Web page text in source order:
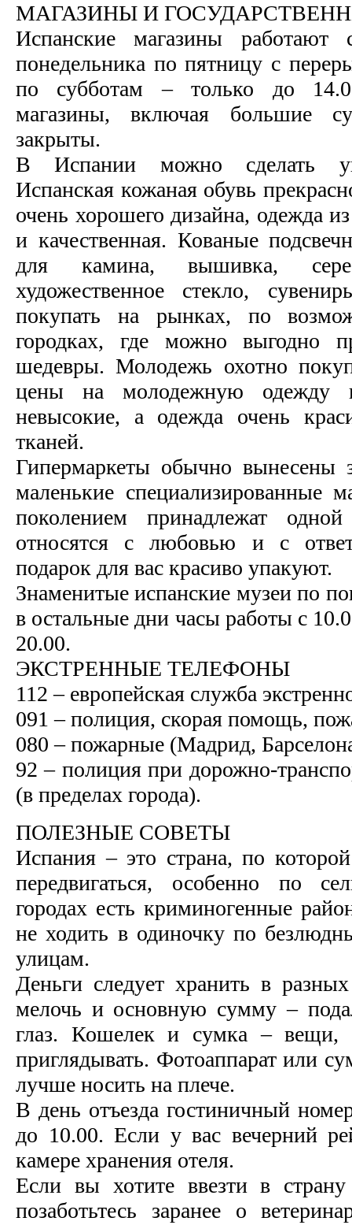
МАГАЗИНЫ И
Испанские магазины
понедельника по пятницу с
по субботам – только до
магазины, включая большие
закрыты.
В Испании можно сделать
Испанская кожаная обувь
очень хорошего дизайна, одежда
и качественная. Кованые
для камина, вышивка,
художественное стекло,
покупать на рынках, по
городках, где можно выгодно
шедевры. Молодежь охотно
цены на молодежную одежду
невысокие, а одежда очень
тканей.
Гипермаркеты обычно вынесены
маленькие специализированные
поколением принадлежат
относятся с любовью и с
подарок для вас красиво упакуют.
Знаменитые испанские музеи по
в остальные дни часы работы с
20.00.
ЭКСТРЕННЫЕ ТЕЛЕФОНЫ
112 – европейская служба
091 – полиция, скорая помощь,
080 – пожарные (Мадрид,
92 – полиция при дорожно-
(в пределах города).
ПОЛЕЗНЫЕ СОВЕТЫ
Испания – это страна, по
передвигаться, особенно по
городах есть криминогенные
не ходить в одиночку по
улицам.
Деньги следует хранить в
мелочь и основную сумму –
глаз. Кошелек и сумка – вещи,
приглядывать. Фотоаппарат или
лучше носить на плече.
В день отъезда гостиничный
до 10.00. Если у вас вечерний
камере хранения отеля.
Если вы хотите ввезти в
позаботьтесь заранее о